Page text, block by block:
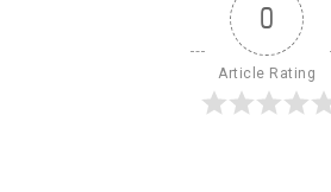
0
Article Rating